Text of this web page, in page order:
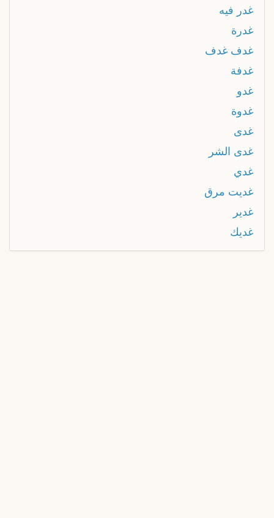
غدر فيه
غدرة
غدف غدف
غدفة
غدو
غدوة
غدى
غدى الشر
غدي
غديت مرق
غدير
غديك